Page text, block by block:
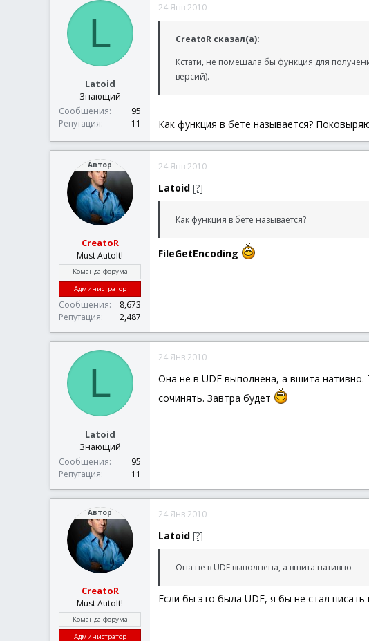
L
Latoid
Знающий
Сообщения
95
Репутация
11
24 Янв 2010
CreatoR сказал(а):
Кстати, не помешала бы функция для
версий).
Как функция в бете называется?
Автор
CreatoR
Must AutoIt!
Команда форума
Администратор
Сообщения
8,673
Репутация
2,487
24 Янв 2010
Latoid [?]
Как функция в бете называется?
FileGetEncoding
L
Latoid
Знающий
Сообщения
95
Репутация
11
24 Янв 2010
Она не в UDF выполнена, а вшита нативно.
сочинять. Завтра будет
Автор
CreatoR
Must AutoIt!
Команда форума
Администратор
24 Янв 2010
Latoid [?]
Она не в UDF выполнена, а вшита нативно
Если бы это была UDF, я бы не стал